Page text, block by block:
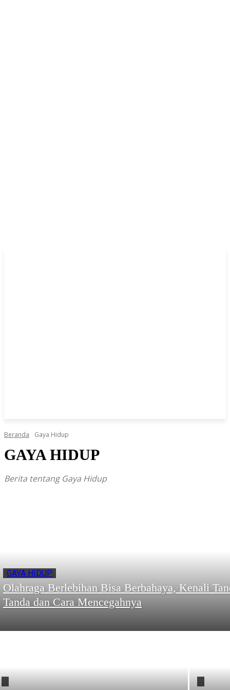
Beranda Gaya Hidup
GAYA HIDUP
Berita tentang Gaya Hidup
GAYA HIDUP
Olahraga Berlebihan Bisa Berbahaya, Kenali
Tanda dan Cara Mencegahnya